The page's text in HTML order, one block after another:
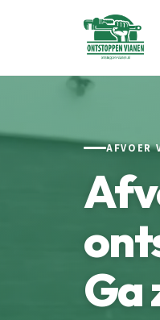
AFVOER
Ga